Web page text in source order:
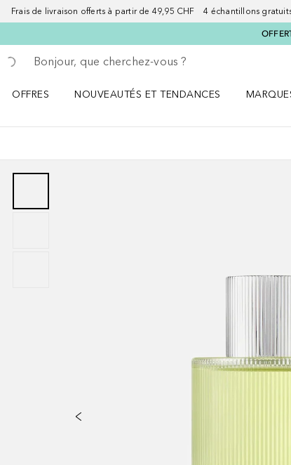
Frais de livraison offerts à partir de 49,95 CHF 4 échantillons
Retourner
Exécuter la recherche
OFFRES
NOUVEAUTÉS ET TENDANCES